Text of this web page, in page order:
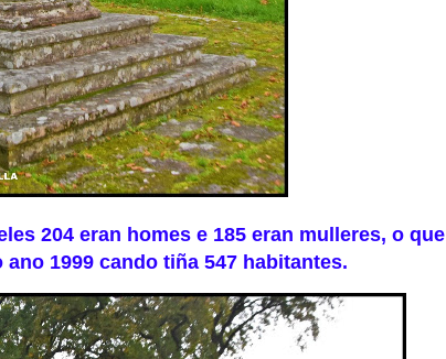
204 eran homes e 185 eran mulleres, o que
1999 cando tiña 547 habitantes.